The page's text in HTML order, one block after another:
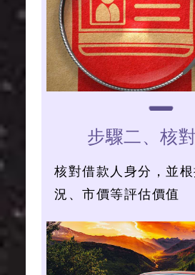
步驟二、核
核對借款人身分，並
況、市價等評估價值